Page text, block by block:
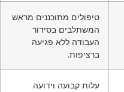
טיפולים מתוכננים מראש
המשתלבים בסידור
העבודה ללא פגיעה
ברציפות.
עלות קבועה וידועה